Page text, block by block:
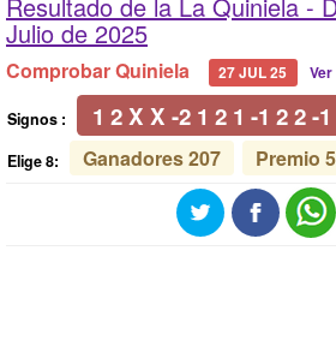
Julio de 2025
Comprobar Quiniela 27 JUL 25
Signos : 1 2 X X -2 1 2 1 -1 2 2 -
Elige 8: Ganadores 207 Premio